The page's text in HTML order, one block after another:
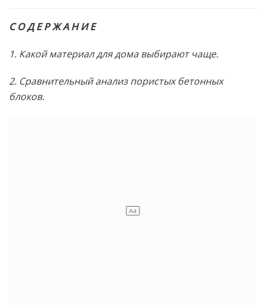
С О Д Е Р Ж А Н И Е
1. Какой материал для дома выбирают чаще.
2. Сравнительный анализ пористых бетонных
блоков.